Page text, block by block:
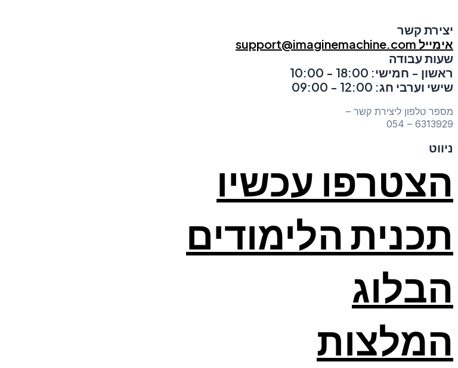
יצירת קשר
אימייל support@imaginemachine.com
שעות עבודה
ראשון - חמישי: 18:00 - 10:00
שישי וערבי חג: 12:00 - 09:00
מספר טלפון ליצירת קשר –
6313929 – 054
ניווט
הצטרפו עכשיו
תכנית הלימודים
הבלוג
המלצות